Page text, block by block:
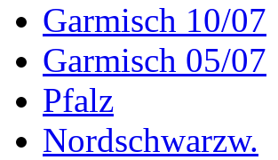
Garmisch 10/07
Garmisch 05/07
Pfalz
Nordschwarzw.